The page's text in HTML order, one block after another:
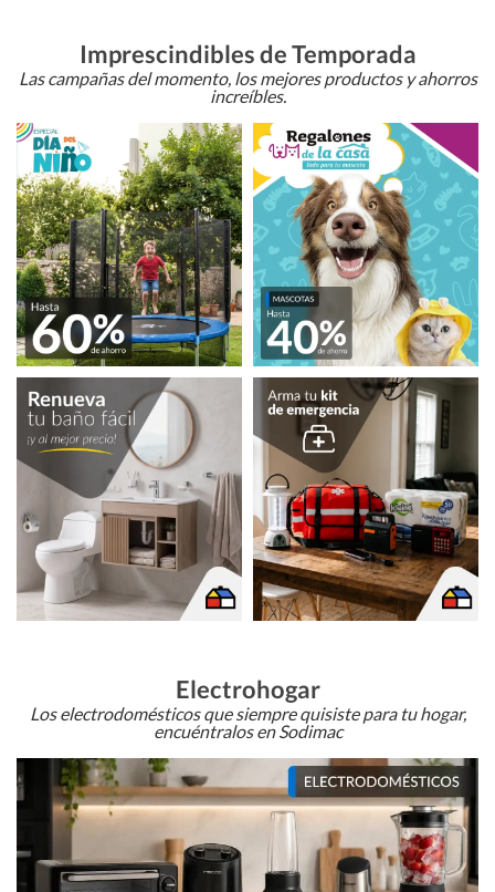
Imprescindibles de Temporada
Las campañas del momento, los mejores productos y ahorros
increíbles.
Electrohogar
Los electrodomésticos que siempre quisiste para tu hogar,
encuéntralos en Sodimac